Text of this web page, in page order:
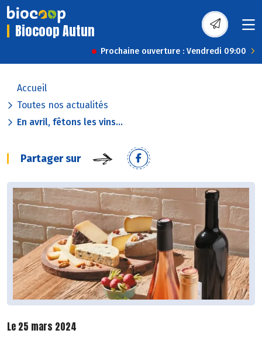
Biocoop Autun
Prochaine ouverture : Vendredi 09:00
Accueil
Toutes nos actualités
En avril, fêtons les vins...
Partager sur
Le 25 mars 2024